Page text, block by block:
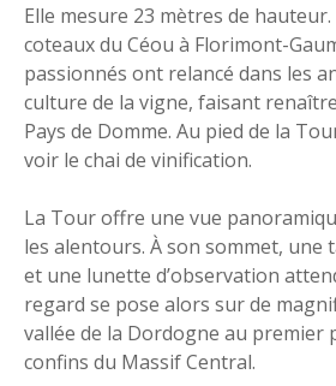
Elle mesure 23 mètres de
coteaux du Céou à Florimont-
passionnés ont relancé dans les
culture de la vigne, faisant
Pays de Domme. Au pied de la
voir le chai de vinification.
La Tour offre une vue
les alentours. À son sommet, une
et une lunette d’observation
regard se pose alors sur de
vallée de la Dordogne au premier
confins du Massif Central.